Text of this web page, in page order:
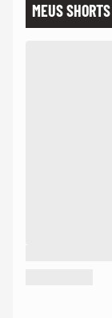
MEUS SHORTS